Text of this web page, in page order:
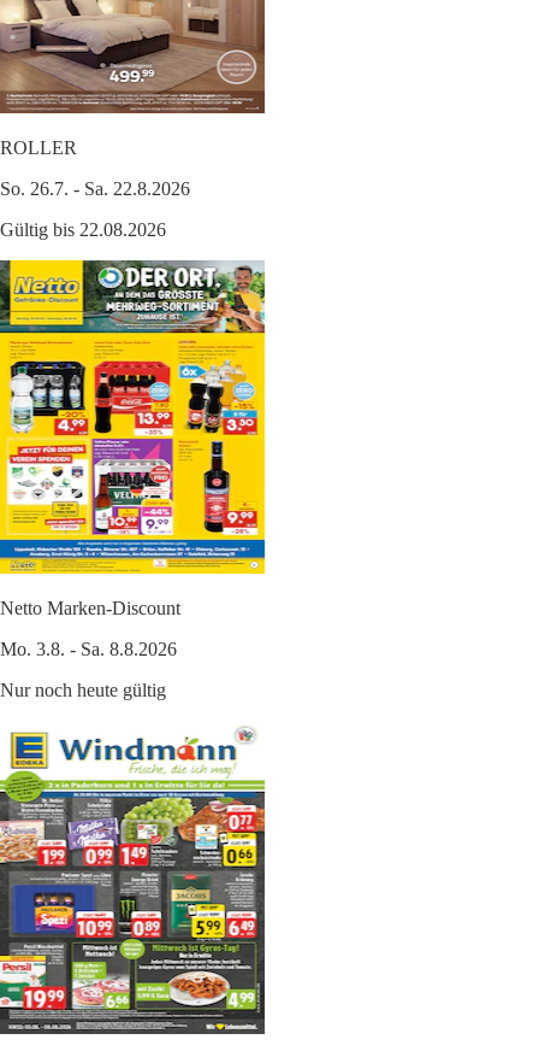
ROLLER
So. 26.7. - Sa. 22.8.2026
Gültig bis 22.08.2026
Netto Marken-Discount
Mo. 3.8. - Sa. 8.8.2026
Nur noch heute gültig